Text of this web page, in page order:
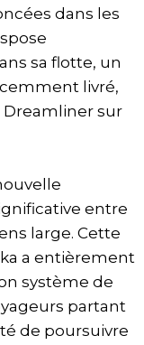
dans les
sa flotte, un
livré,
Dreamliner sur
entre
large. Cette
a entièrement
système de
partant
de poursuivre